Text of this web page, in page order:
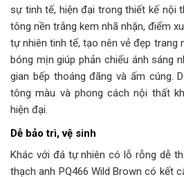
sự tinh tế, hiện đại trong thiết kế nội
tông nền trắng kem nhã nhặn, điểm
tự nhiên tinh tế, tạo nên vẻ đẹp trang
bóng mịn giúp phản chiếu ánh sáng
gian bếp thoáng đãng và ấm cúng.
tông màu và phong cách nội thất
hiện đại.
Dễ bảo trì, vệ sinh
Khác với đá tự nhiên có lỗ rỗng dễ
thạch anh PQ466 Wild Brown có kết